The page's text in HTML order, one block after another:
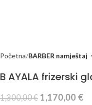
Početna BARBER namještaj
B AYALA frizerski
1,300,00€ 1,170,00 €